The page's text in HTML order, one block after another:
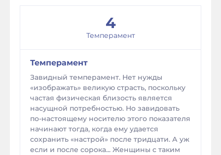
4
Темперамент
Темперамент
Завидный темперамент. Нет нужды
«изображать» великую страсть, поскольку
частая физическая близость является
насущной потребностью. Но завидовать
по-настоящему носителю этого показателя
начинают тогда, когда ему удается
сохранить «настрой» после тридцати. А уж
если и после сорока... Женщины с таким